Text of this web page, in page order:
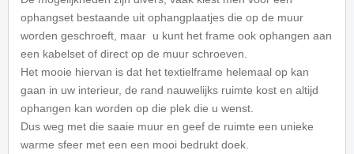
ophangset bestaande uit ophangplaatjes die op de muur
worden geschroeft, maar u kunt het frame ook ophangen aan
een kabelset of direct op de muur schroeven.
Het mooie hiervan is dat het textielframe helemaal op kan
gaan in uw interieur, de rand nauwelijks ruimte kost en altijd
ophangen kan worden op die plek die u wenst.
Dus weg met die saaie muur en geef de ruimte een unieke
warme sfeer met een een mooi bedrukt doek.